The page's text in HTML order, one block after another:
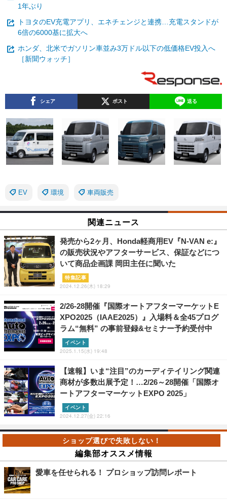
1年ぶり
トヨタのEV充電アプリ、エネチェンジと連携…充電スタンドが
6倍の6000基に拡大へ
ホンダ、北米でガソリン車並み3万ドル以下の低価格EV投入へ
［新聞ウォッチ］
シェア ポスト 送る
EV 環境 車両販売
関連ニュース
発売から2ヶ月、Honda軽商用EV『N-VAN e:』
の販売状況やアフターサービス、保証などにつ
いて商品企画課 岡田主任に聞いた
特集記事
2024.12.26(木) 18:29
2/26-28開催『国際オートアフターマーケットE
XPO2025（IAAE2025）』入場料＆全45プログ
ラム“無料” の事前登録&セミナー予約受付中
イベント
2025.1.15(水) 19:48
【速報】いま“注目”のカーディテイリング関連
商材が多数出展予定！…2/26～28開催「国際オ
ートアフターマーケットEXPO 2025」
イベント
2024.12.27(金) 22:16
編集部オススメ情報
愛車を任せられる！ プロショップ訪問レポート